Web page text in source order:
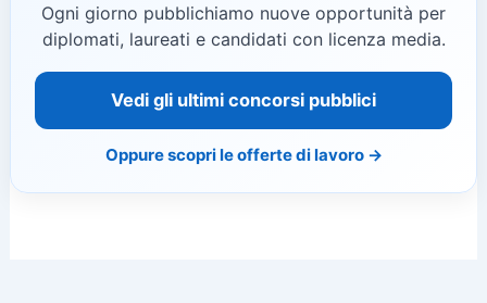
Ogni giorno pubblichiamo nuove opportunità per
diplomati, laureati e candidati con licenza media.
Vedi gli ultimi concorsi pubblici
Oppure scopri le offerte di lavoro →